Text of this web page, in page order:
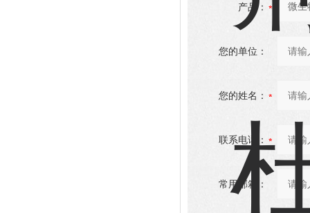
产品：
您的单位：
您的姓名：
联系电话：
常用邮箱：